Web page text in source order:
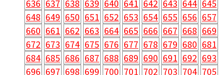
636 637 638 639 640 641 642 643 644 645
648 649 650 651 652 653 654 655 656 657
660 661 662 663 664 665 666 667 668 669
672 673 674 675 676 677 678 679 680 681
684 685 686 687 688 689 690 691 692 693
696 697 698 699 700 701 702 703 704 705